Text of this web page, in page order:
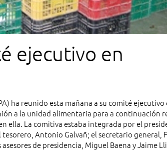
ejecutivo en
ha reunido esta mañana a su comité ejecutivo
a la unidad alimentaria para a continuación
ella. La comitiva estaba integrada por el
Antonio Galvañ; el secretario general,
de presidencia, Miguel Baena y Jaime